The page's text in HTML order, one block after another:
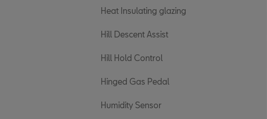
Heat Insulating glazing
Hill Descent Assist
Hill Hold Control
Hinged Gas Pedal
Humidity Sensor